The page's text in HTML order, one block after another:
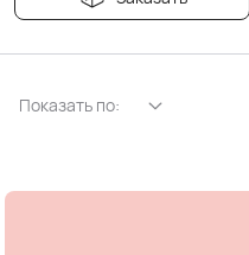
Показать по: